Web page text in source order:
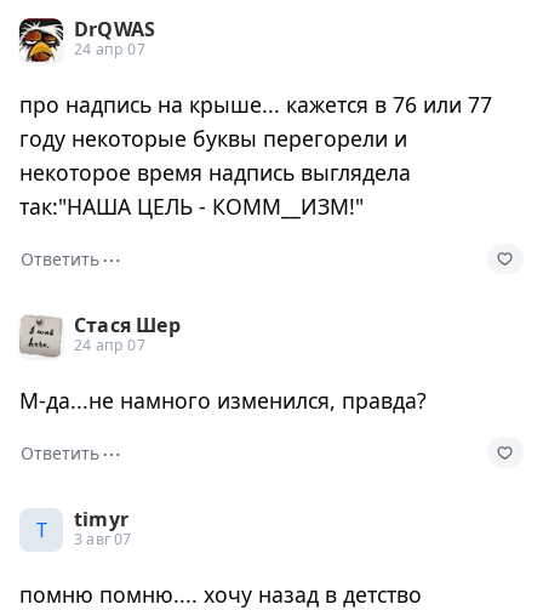
DrQWAS
24 апр 07
про надпись на крыше... кажется в 76 или 77
году некоторые буквы перегорели и
некоторое время надпись выглядела
так:"НАША ЦЕЛЬ - КОММ__ИЗМ!"
Ответить⋯
Стася Шер
24 апр 07
М-да...не намного изменился, правда?
Ответить⋯
T timyr
3 авг 07
помню помню.... хочу назад в детство